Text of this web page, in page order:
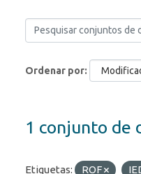
Ordenar por
1 conjunto de
Etiquetas: ROF